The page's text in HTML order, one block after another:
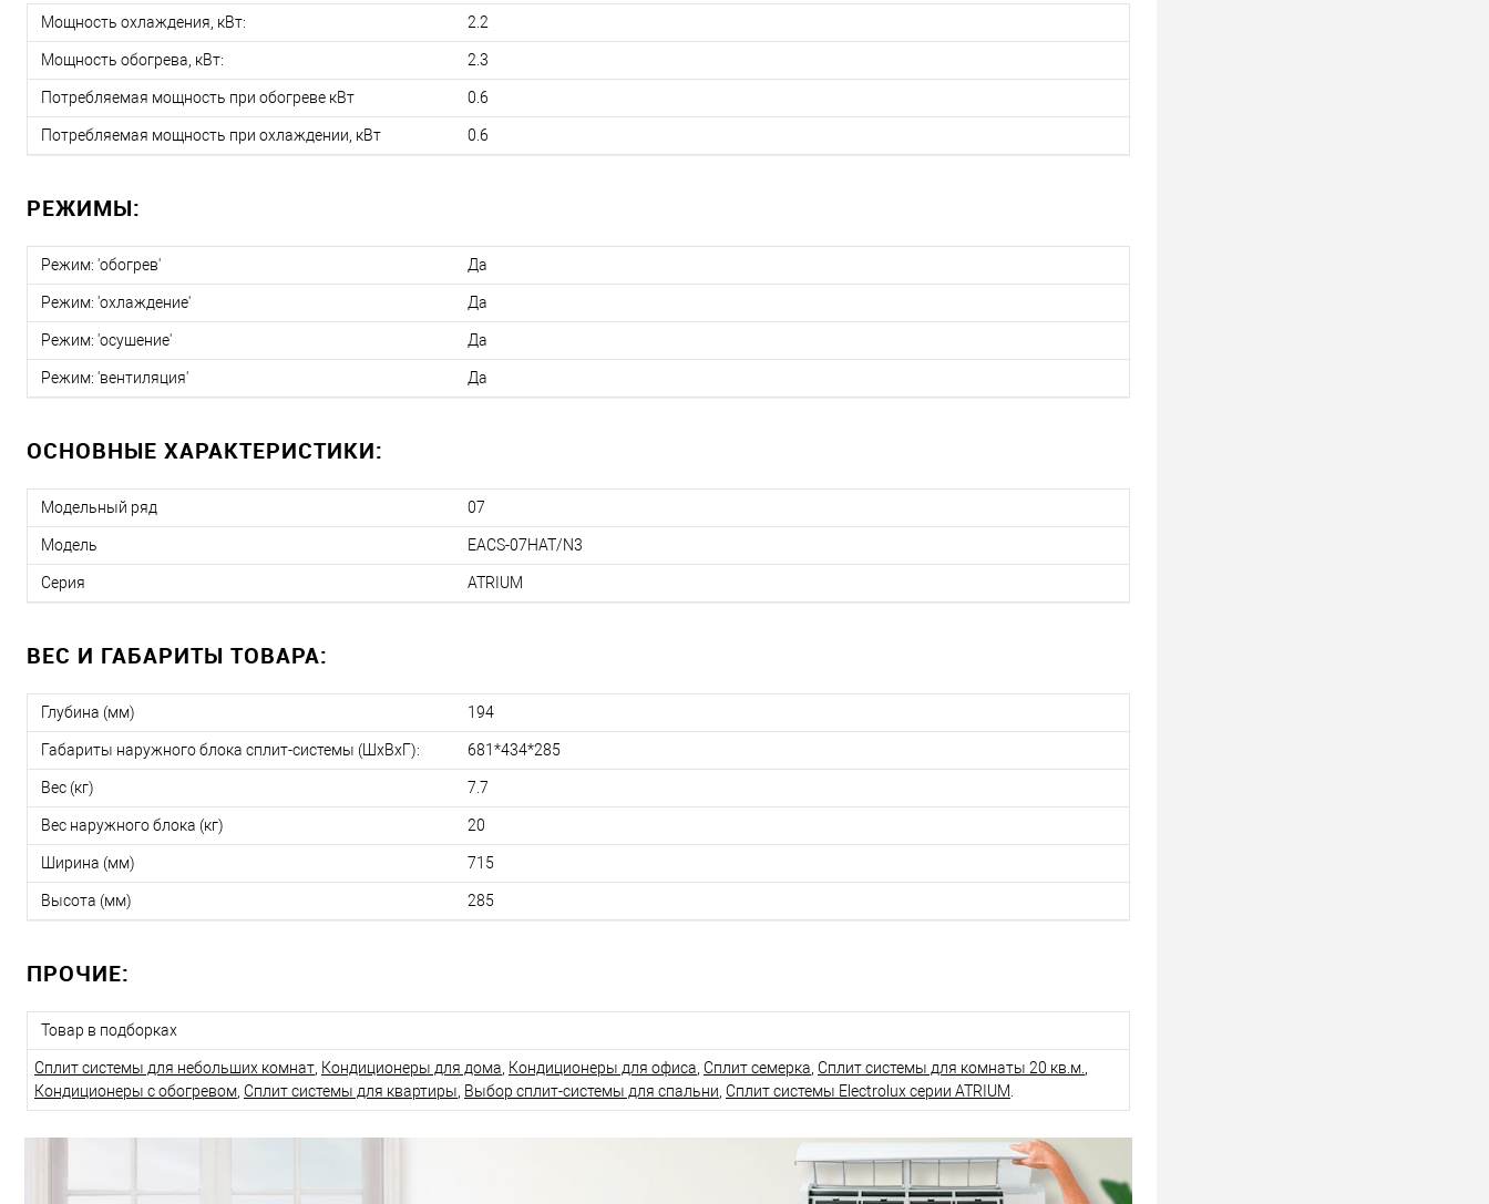
Мощность охлаждения, кВт: 2.2
Мощность обогрева, кВт: 2.3
Потребляемая мощность при обогреве кВт 0.6
Потребляемая мощность при охлаждении, кВт 0.6
РЕЖИМЫ:
Режим: 'обогрев' Да
Режим: 'охлаждение' Да
Режим: 'осушение' Да
Режим: 'вентиляция' Да
ОСНОВНЫЕ ХАРАКТЕРИСТИКИ:
Модельный ряд 07
Модель EACS-07HAT/N3
Серия ATRIUM
ВЕС И ГАБАРИТЫ ТОВАРА:
Глубина (мм) 194
Габариты наружного блока сплит-системы (ШxВxГ): 681*434*285
Вес (кг) 7.7
Вес наружного блока (кг) 20
Ширина (мм) 715
Высота (мм) 285
ПРОЧИЕ:
Товар в подборках
Сплит системы для небольших комнат, Кондиционеры для дома, Кондиционеры для офиса, Сплит семерка, Сплит системы для комнаты 20 кв.м.,
Кондиционеры с обогревом, Сплит системы для квартиры, Выбор сплит-системы для спальни, Сплит системы Electrolux серии ATRIUM.